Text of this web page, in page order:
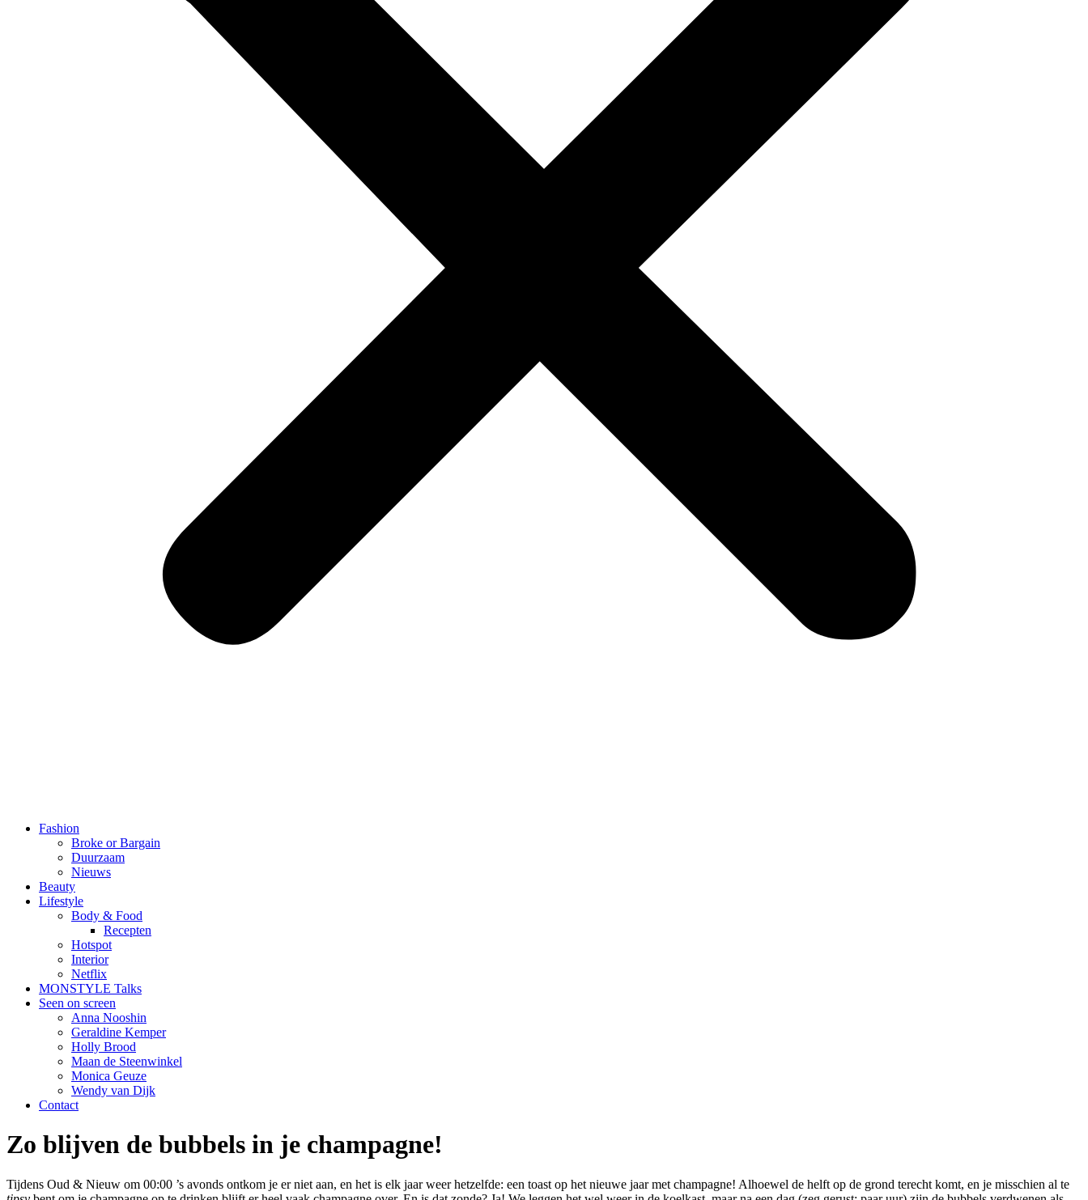
Fashion
Broke or Bargain
Duurzaam
Nieuws
Beauty
Lifestyle
Body & Food
Recepten
Hotspot
Interior
Netflix
MONSTYLE Talks
Seen on screen
Anna Nooshin
Geraldine Kemper
Holly Brood
Maan de Steenwinkel
Monica Geuze
Wendy van Dijk
Contact
Zo blijven de bubbels in je champagne!
Tijdens Oud & Nieuw om 00:00 ’s avonds ontkom je er niet aan, en het is elk jaar weer hetzelfde: een toast op het nieuwe jaar met champagne! Alhoewel de helft op de grond terecht komt, en je misschien al te